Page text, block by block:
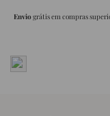
Enviográtis em compras